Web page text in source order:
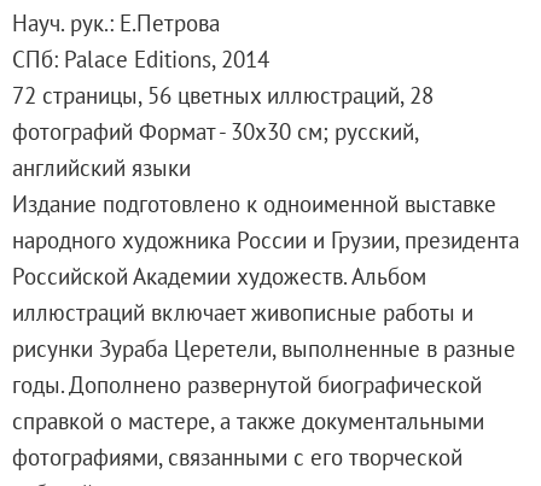
Архив выставок
Степан Эрьзя – скульптор мира. К
Эпоха Императора Александра III и её
Архип Куинджи. Иллюзия света
Русская традиция
Наш авангард
Фёдор Васильев. К 175-летию со дня
Посетителям
Справочная информация
Адреса и часы работы
О билетах, льготах и услугах
Правила покупки и возврата билетов
Правила посещения музея
Науч. рук.: Е.Петрова
СПб: Palace Editions, 2014
72 страницы, 56 цветных иллюстраций, 28
фотографий Формат - 30х30 см; русский,
английский языки
Издание подготовлено к одноименной выставке
народного художника России и Грузии, президента
Российской Академии художеств. Альбом
иллюстраций включает живописные работы и
рисунки Зураба Церетели, выполненные в разные
годы. Дополнено развернутой биографической
справкой о мастере, а также документальными
фотографиями, связанными с его творческой